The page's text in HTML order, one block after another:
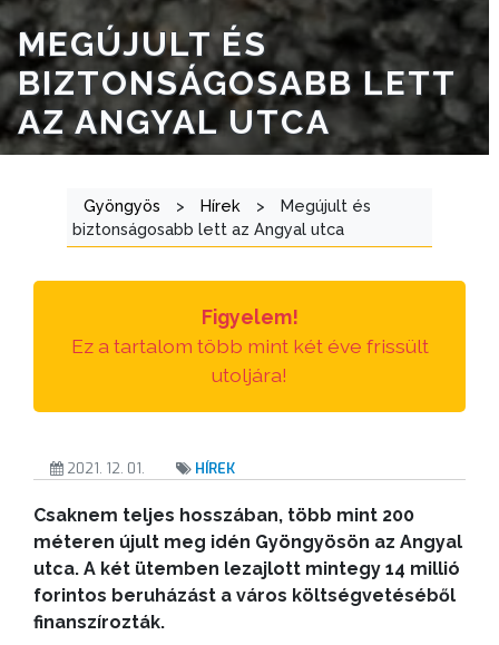
INTÉZMÉNYEK
NYOMTATVÁNYOK
E-
ÜGYINTÉZÉS
TESTÜLETI
ANYAGOK
KISTÉRSÉG
GEOTERM-
MEGÚJULT ÉS
BIZTONSÁGOSABB LETT
AZ ANGYAL UTCA
Gyöngyös > Hírek >
Megújult és
biztonságosabb lett az Angyal utca
Figyelem!
Ez a tartalom több mint két éve frissült
utoljára!
2021. 12. 01. HÍREK
Csaknem teljes hosszában, több mint 200
méteren újult meg idén Gyöngyösön az Angyal
utca. A két ütemben lezajlott mintegy 14 millió
forintos beruházást a város költségvetéséből
finanszírozták.